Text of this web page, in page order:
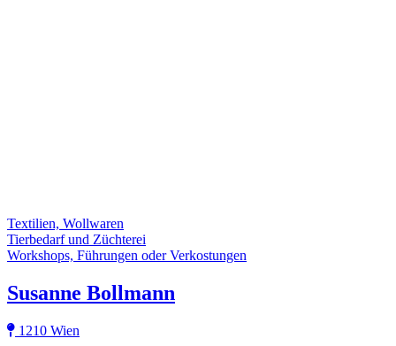
Textilien, Wollwaren
Tierbedarf und Züchterei
Workshops, Führungen oder Verkostungen
Susanne Bollmann
1210 Wien